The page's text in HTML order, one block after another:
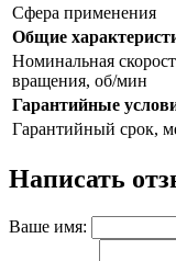
Сфера применения
Общие
Номинальная
вращения, об/мин
Гарантийные
Гарантийный срок,
Написать
Ваше имя: